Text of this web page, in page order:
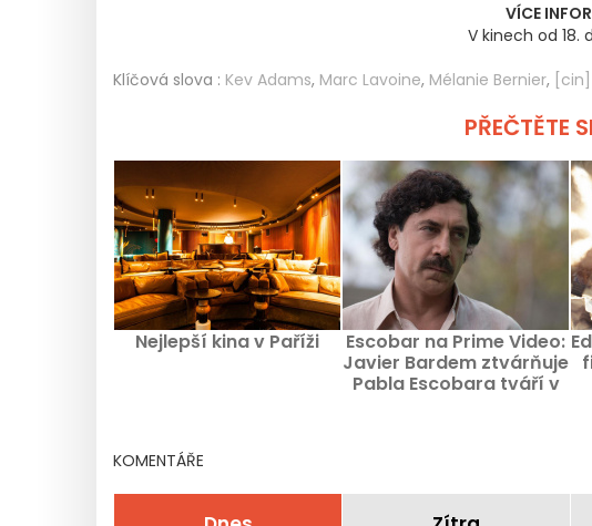
VÍCE
V kinech od 18.
Klíčová slova : Kev Adams, Marc Lavoine, Mélanie Bernier,
PŘEČTĚTE
Nejlepší kina v Paříži
Escobar na Prime Video:
Javier Bardem ztvárňuje
Pabla Escobara tváří v
KOMENTÁŘE